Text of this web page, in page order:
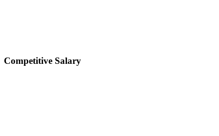
Competitive Salary